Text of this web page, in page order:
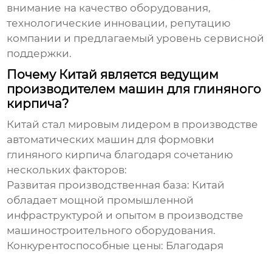
внимание на качество оборудования,
технологические инновации, репутацию
компании и предлагаемый уровень сервисной
поддержки.
Почему Китай является ведущим
производителем машин для глиняного
кирпича?
Китай стал мировым лидером в производстве
автоматических машин для формовки
глиняного кирпича благодаря сочетанию
нескольких факторов:
Развитая производственная база: Китай
обладает мощной промышленной
инфраструктурой и опытом в производстве
машиностроительного оборудования.
Конкурентоспособные цены: Благодаря